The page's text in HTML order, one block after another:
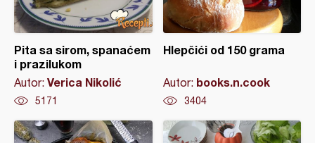
Pita sa sirom, spanaćem
i prazilukom
Autor: Verica Nikolić
5171
Hlepčići od 150 grama
Autor: books.n.cook
3404